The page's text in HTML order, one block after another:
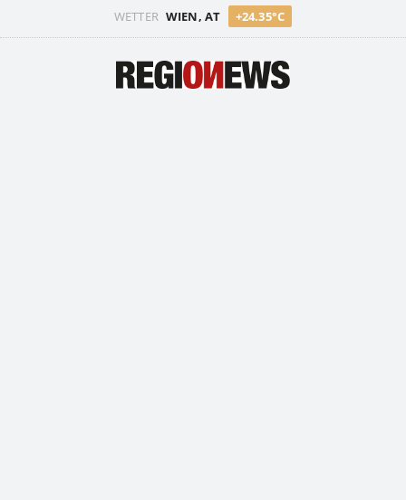
WETTER WIEN, AT +24.35°C